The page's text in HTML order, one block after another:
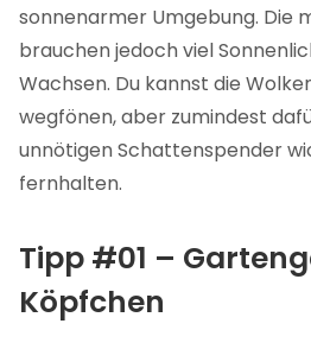
sonnenarmer Umgebung. Die
brauchen jedoch viel
Wachsen. Du kannst die
wegfönen, aber zumindest
unnötigen Schattenspender
fernhalten.
Tipp #01 –
Köpfchen